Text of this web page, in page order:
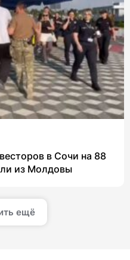
в Сочи на 88
из Молдовы
ещё